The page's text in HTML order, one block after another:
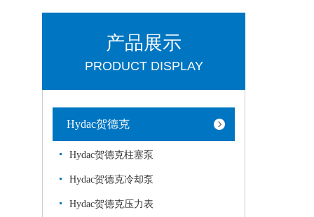
产品展示
PRODUCT DISPLAY
Hydac贺德克
Hydac贺德克柱塞泵
Hydac贺德克冷却泵
Hydac贺德克压力表